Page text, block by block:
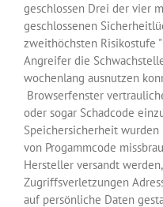
geschlossen Drei der vier
geschlossenen
zweithöchsten Risikostufe
Angreifer die
wochenlang ausnutzen
Browserfenster
oder sogar Schadcode
Speichersicherheit
von Progammcode
Hersteller versandt
Zugriffsverletzungen
auf persönliche Daten